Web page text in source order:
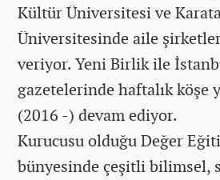
Kültür Üniversitesi ve
Üniversitesinde aile
veriyor. Yeni Birlik ile
gazetelerinde haftalık köşe
(2016 -) devam ediyor.
Kurucusu olduğu Değer
bünyesinde çeşitli bilimsel,